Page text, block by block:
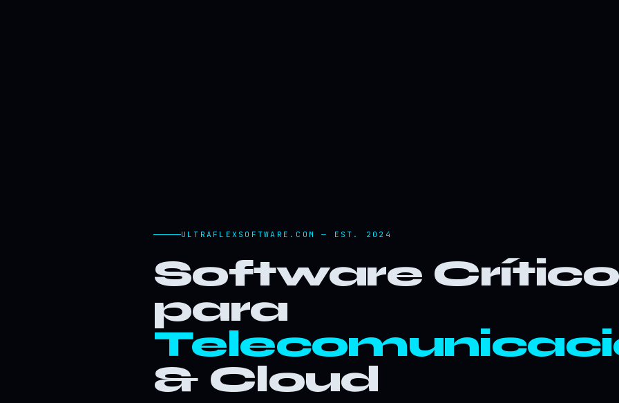
ULTRAFLEXSOFTWARE.COM — EST. 2024
Software Crítico
para
& Cloud